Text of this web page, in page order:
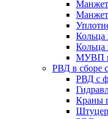
МУВП
РВД в сборе
РВД с
Краны